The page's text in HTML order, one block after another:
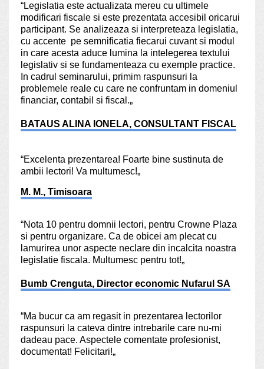
“Legislatia este actualizata mereu cu ultimele
modificari fiscale si este prezentata accesibil oricarui
participant. Se analizeaza si interpreteaza legislatia,
cu accente pe semnificatia fiecarui cuvant si modul
in care acesta aduce lumina la intelegerea textului
legislativ si se fundamenteaza cu exemple practice.
In cadrul seminarului, primim raspunsuri la
problemele reale cu care ne confruntam in domeniul
financiar, contabil si fiscal.„
BATAUS ALINA IONELA, CONSULTANT FISCAL
“Excelenta prezentarea! Foarte bine sustinuta de
ambii lectori! Va multumesc!„
M. M., Timisoara
“Nota 10 pentru domnii lectori, pentru Crowne Plaza
si pentru organizare. Ca de obicei am plecat cu
lamurirea unor aspecte neclare din incalcita noastra
legislatie fiscala. Multumesc pentru tot!„
Bumb Crenguta, Director economic Nufarul SA
“Ma bucur ca am regasit in prezentarea lectorilor
raspunsuri la cateva dintre intrebarile care nu-mi
dadeau pace. Aspectele comentate profesionist,
documentat! Felicitari!„